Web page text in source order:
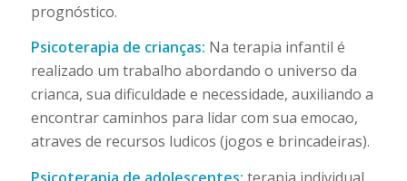
prognóstico.
Psicoterapia de crianças: Na terapia infantil é
realizado um trabalho abordando o universo da
crianca, sua dificuldade e necessidade, auxiliando a
encontrar caminhos para lidar com sua emocao,
atraves de recursos ludicos (jogos e brincadeiras).